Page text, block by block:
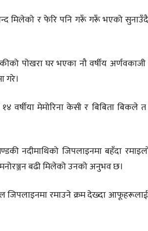
मिलेको र फेरि पनि गरूँ गरूँ भएको
पोखरा घर भएका नौ वर्षीय
गरे।
वर्षीया मेमोरिना केसी र बिबिता
नदीमाथिको जिपलाइनमा बहँदा
बढी मिलेको उनको अनुभव छ।
रमाउने क्रम देख्दा आफूहरूलाई